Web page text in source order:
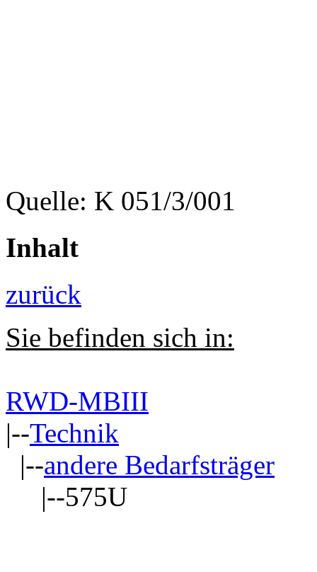
Quelle: K 051/3/001
Inhalt
zurück
Sie befinden sich in:
RWD-MBIII
|--Technik
|--andere Bedarfsträger
|--575U